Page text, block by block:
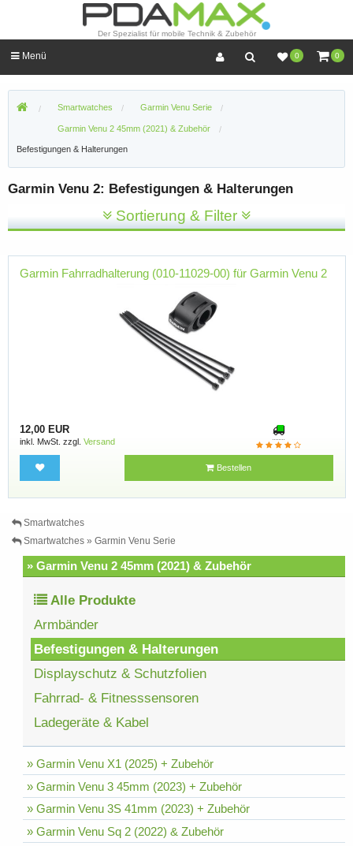
Der Spezialist für mobile Technik & Zubehör
0 0
Menü
Smartwatches Garmin Venu Serie
Garmin Venu 2 45mm (2021) & Zubehör
Befestigungen & Halterungen
Garmin Venu 2: Befestigungen & Halterungen
Sortierung & Filter
Garmin Fahrradhalterung (010-11029-00) für Garmin Venu 2
12,00 EUR
inkl. MwSt. zzgl. Versand
Bestellen
Smartwatches
Smartwatches » Garmin Venu Serie
» Garmin Venu 2 45mm (2021) & Zubehör
Alle Produkte
Armbänder
Befestigungen & Halterungen
Displayschutz & Schutzfolien
Fahrrad- & Fitnesssensoren
Ladegeräte & Kabel
» Garmin Venu X1 (2025) + Zubehör
» Garmin Venu 3 45mm (2023) + Zubehör
» Garmin Venu 3S 41mm (2023) + Zubehör
» Garmin Venu Sq 2 (2022) & Zubehör